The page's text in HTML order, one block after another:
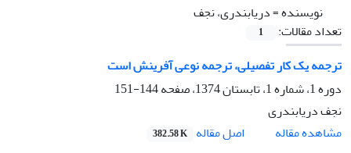
نویسنده =دریابندری، نجف
تعداد مقالات:
1
ترجمه یک کار تفصیلی، ترجمه نوعی آفرینش است
دوره 1، شماره 1، تابستان 1374، صفحه
144-151
نجف دریابندری
مشاهده مقاله
اصل مقاله 382.58 K